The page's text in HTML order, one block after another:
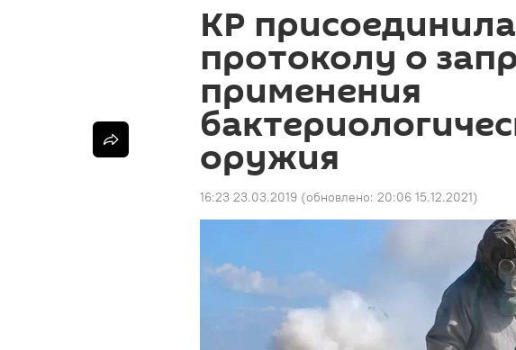
КР
протоколу о
применения
оружия
16:23 23.03.2019 (обновлено: 20:06 15.12.2021)